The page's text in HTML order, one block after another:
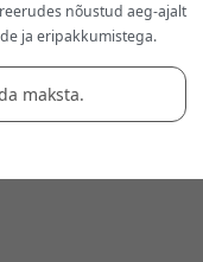
nõustud aeg-ajalt
ja eripakkumistega.
maksta.